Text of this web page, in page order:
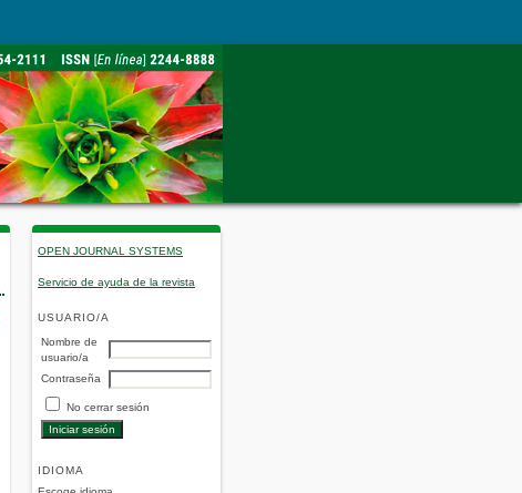
OPEN JOURNAL SYSTEMS
Servicio de ayuda de la revista
USUARIO/A
Nombre de
usuario/a
Contraseña
No cerrar sesión
IDIOMA